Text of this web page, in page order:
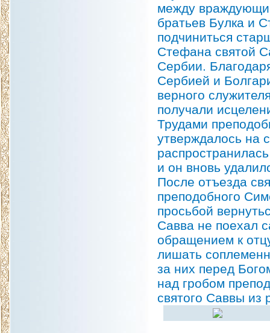
между
братьев Булка и
подчиниться
Стефана святой
Сербии.
Сербией и
верного
получали
Трудами
утверждалось на
и он вновь
После отъезда
преподобного
просьбой
Савва не поехал
обращением к
лишать
за них перед
над гробом
святого Саввы из